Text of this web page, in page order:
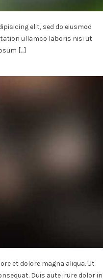
elit, sed do eiusmod
ullamco laboris nisi ut
[…]
et dolore magna aliqua. Ut
Duis aute irure dolor in